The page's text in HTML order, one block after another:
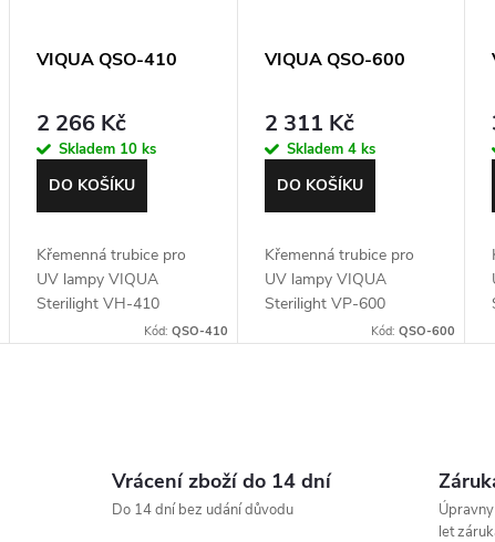
VIQUA QSO-410
2 266 Kč
Skladem 10 ks
DO KOŠÍKU
Křemenná trubice pro
UV lampy VIQUA
Sterilight VH-410
Kód: QSO-410
VIQUA QSO-600
2 311 Kč
Skladem 4 ks
DO KOŠÍKU
Křemenná trubice pro
UV lampy VIQUA
Sterilight VP-600
Kód:QSO-600
Vrácení zboží do 14 dní
Do 14 dní bez udání důvodu
let